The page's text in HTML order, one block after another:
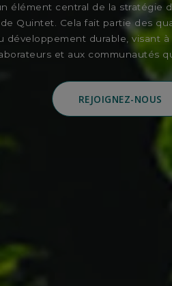
élément central de la stratégie
Quintet. Cela fait partie des
développement durable, visant
et aux communautés
REJOIGNEZ-NOUS